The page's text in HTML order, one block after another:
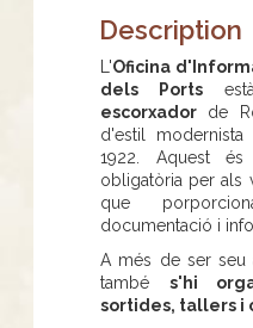
Description
L'Oficina
dels Ports
escorxador de
d'estil
1922. Aquest
obligatòria per als
que
documentació i
A més de ser seu
també s'hi
sortides, tallers i